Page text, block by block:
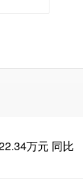
万元 同比